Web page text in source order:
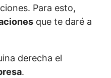
Para esto,
que te daré a
derecha el
.